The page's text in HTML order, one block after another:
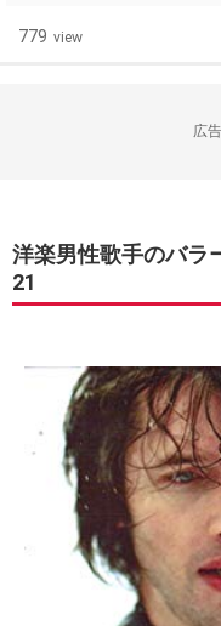
779 view
広
洋楽男性歌手のバラ
21